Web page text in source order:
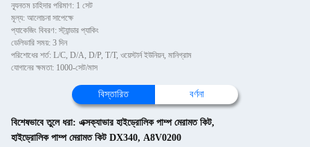
ন্যূনতম চাহিদার পরিমাণ: 1 সেট
মূল্য: আলোচনা সাপেক্ষে
প্যাকেজিং বিবরণ: স্ট্যান্ডার প্যাকিং
ডেলিভারি সময়: 3 দিন
পরিশোধের শর্ত: L/C, D/A, D/P, T/T, ওয়েস্টার্ন ইউনিয়ন, মানিগ্রাম
যোগানের ক্ষমতা: 1000-সেট/মাস
বিস্তারিত বর্ণনা
বিশেষভাবে তুলে ধরা: এক্সক্যাভার হাইড্রোলিক পাম্প মেরামত কিট,
হাইড্রোলিক পাম্প মেরামত কিট DX340, A8V0200